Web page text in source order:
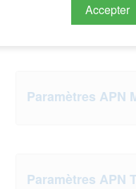
Accepter
Paramètres APN
Paramètres APN
Paramètres APN